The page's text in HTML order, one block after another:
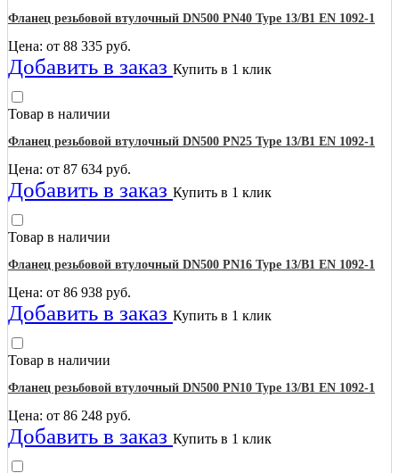
Фланец резьбовой втулочный DN500 PN40 Type 13/B1 EN 1092-1
Цена: от 88 335 руб.
Добавить в заказ Купить в 1 клик
Товар в наличии
Фланец резьбовой втулочный DN500 PN25 Type 13/B1 EN 1092-1
Цена: от 87 634 руб.
Добавить в заказ Купить в 1 клик
Товар в наличии
Фланец резьбовой втулочный DN500 PN16 Type 13/B1 EN 1092-1
Цена: от 86 938 руб.
Добавить в заказ Купить в 1 клик
Товар в наличии
Фланец резьбовой втулочный DN500 PN10 Type 13/B1 EN 1092-1
Цена: от 86 248 руб.
Добавить в заказ Купить в 1 клик